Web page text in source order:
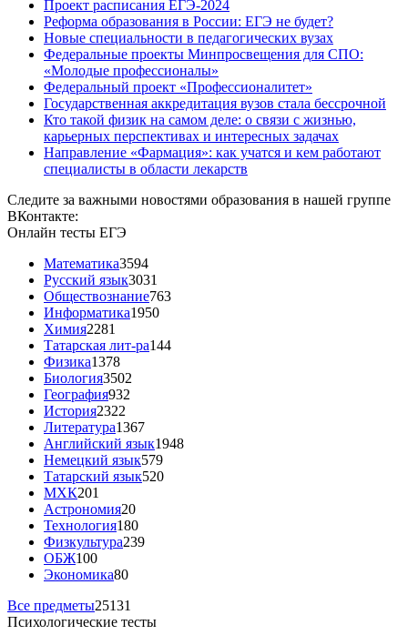
Проект расписания ЕГЭ-2024
Реформа образования в России: ЕГЭ не будет?
Новые специальности в педагогических вузах
Федеральные проекты Минпросвещения для СПО:
«Молодые профессионалы»
Федеральный проект «Профессионалитет»
Государственная аккредитация вузов стала бессрочной
Кто такой физик на самом деле: о связи с жизнью,
карьерных перспективах и интересных задачах
Направление «Фармация»: как учатся и кем работают
специалисты в области лекарств
Следите за важными новостями образования в нашей группе
ВКонтакте:
Онлайн тесты ЕГЭ
Математика3594
Русский язык3031
Обществознание763
Информатика1950
Химия2281
Татарская лит-ра144
Физика1378
Биология3502
География932
История2322
Литература1367
Английский язык1948
Немецкий язык579
Татарский язык520
МХК201
Астрономия20
Технология180
Физкультура239
ОБЖ100
Экономика80
Все предметы25131
Психологические тесты